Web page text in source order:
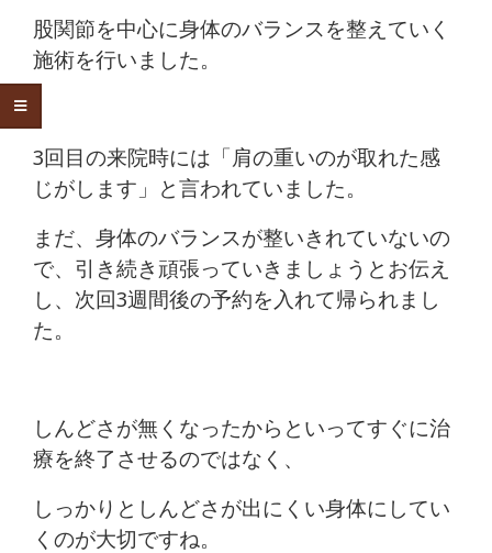
股関節を中心に身体のバランスを整えていく
施術を行いました。
3回目の来院時には「肩の重いのが取れた感
じがします」と言われていました。
まだ、身体のバランスが整いきれていないの
で、引き続き頑張っていきましょうとお伝え
し、次回3週間後の予約を入れて帰られまし
た。
しんどさが無くなったからといってすぐに治
療を終了させるのではなく、
しっかりとしんどさが出にくい身体にしてい
くのが大切ですね。